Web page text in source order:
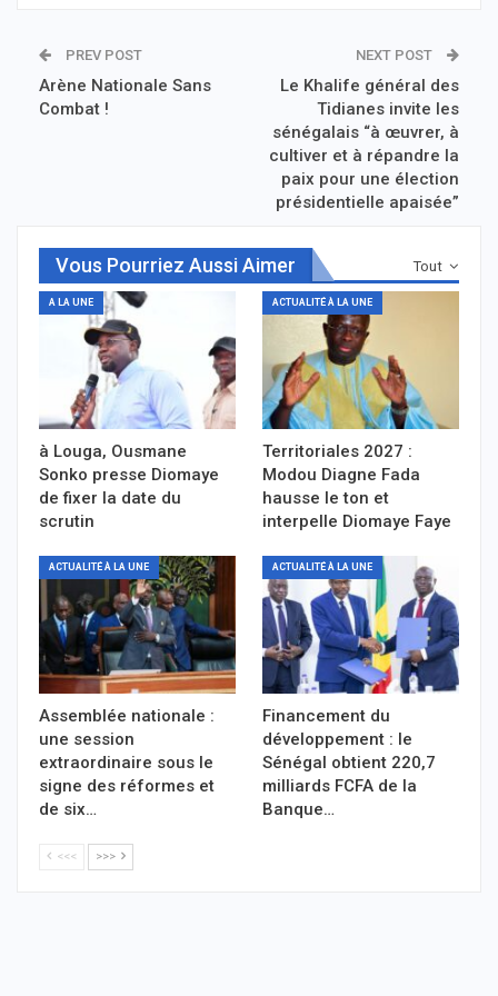
PREV POST
Arène Nationale Sans
Combat !
NEXT POST
Le Khalife général des
Tidianes invite les
sénégalais “à œuvrer, à
cultiver et à répandre la
paix pour une élection
présidentielle apaisée”
Tout
Vous Pourriez Aussi Aimer
A LA UNE
à Louga, Ousmane
Sonko presse Diomaye
de fixer la date du
scrutin
ACTUALITÉ À LA UNE
Territoriales 2027 :
Modou Diagne Fada
hausse le ton et
interpelle Diomaye Faye
ACTUALITÉ À LA UNE
Assemblée nationale :
une session
extraordinaire sous le
signe des réformes et
de six…
ACTUALITÉ À LA UNE
Financement du
développement : le
Sénégal obtient 220,7
milliards FCFA de la
Banque…
<<< >>>